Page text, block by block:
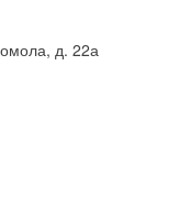
д. 22а